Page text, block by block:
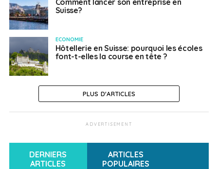
Comment lancer son entreprise en
Suisse?
ECONOMIE
Hôtellerie en Suisse: pourquoi les écoles
font-t-elles la course en tête ?
PLUS D'ARTICLES
ADVERTISEMENT
DERNIERS
ARTICLES
ARTICLES
POPULAIRES